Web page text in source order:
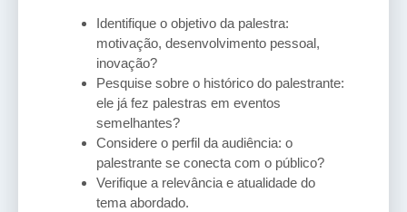
Identifique o objetivo da palestra:
motivação, desenvolvimento pessoal,
inovação?
Pesquise sobre o histórico do palestrante:
ele já fez palestras em eventos
semelhantes?
Considere o perfil da audiência: o
palestrante se conecta com o público?
Verifique a relevância e atualidade do
tema abordado.